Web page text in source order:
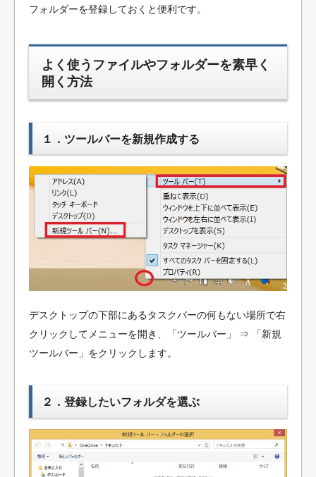
フォルダーを登録しておくと便利です。
よく使うファイルやフォルダーを素早く
開く方法
１．ツールバーを新規作成する
デスクトップの下部にあるタスクバーの何もない場所で右
クリックしてメニューを開き、「ツールバー」 ⇒ 「新規
ツールバー」をクリックします。
２．登録したいフォルダを選ぶ